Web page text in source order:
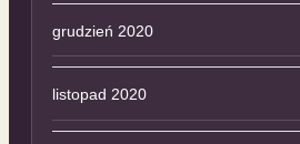
grudzień 2020
listopad 2020